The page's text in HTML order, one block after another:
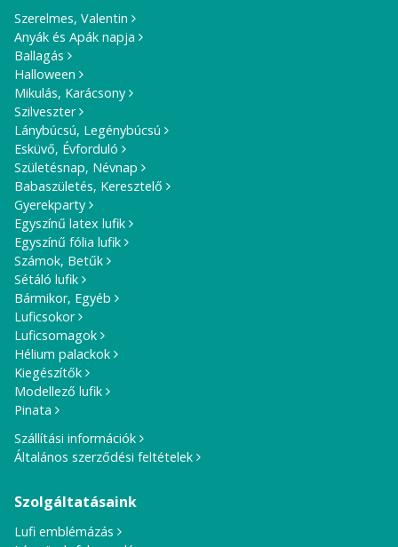
Szerelmes, Valentin
Anyák és Apák napja
Ballagás
Halloween
Mikulás, Karácsony
Szilveszter
Lánybúcsú, Legénybúcsú
Esküvő, Évforduló
Születésnap, Névnap
Babaszületés, Keresztelő
Gyerekparty
Egyszínű latex lufik
Egyszínű fólia lufik
Számok, Betűk
Sétáló lufik
Bármikor, Egyéb
Luficsokor
Luficsomagok
Hélium palackok
Kiegészítők
Modellező lufik
Pinata
Szállítási információk
Általános szerződési feltételek
Szolgáltatásaink
Lufi emblémázás